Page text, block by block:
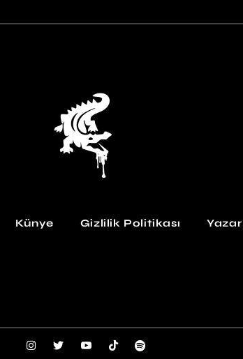
Künye Gizlilik Politikası